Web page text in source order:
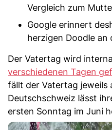
Vergleich zum
Google erinnert
herzigen Doodle an
Der Vatertag wird
verschiedenen Tagen
fällt der Vatertag jeweils
Deutschschweiz lässt
ersten Sonntag im Juni